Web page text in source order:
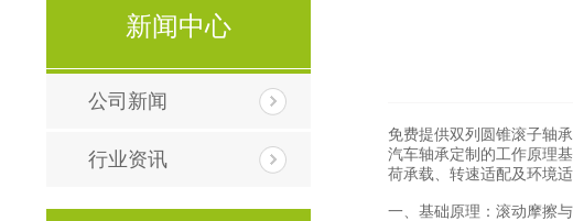
新闻中心
公司新闻
行业资讯
免费提供双列圆锥滚子轴
汽车轴承定制的工作原理
荷承载、转速适配及环境
一、基础原理：滚动摩擦